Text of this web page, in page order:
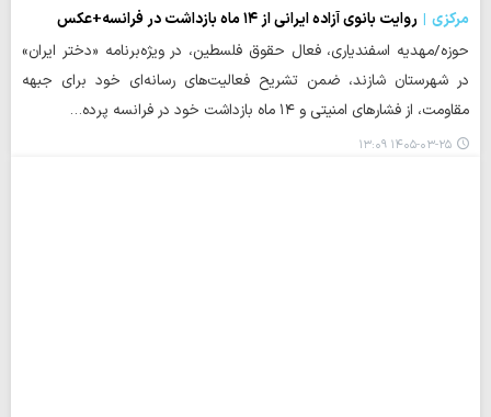
مرکزی
روایت بانوی آزاده ایرانی از ۱۴ ماه بازداشت در فرانسه+عکس
حوزه/مهدیه اسفندیاری، فعال حقوق فلسطین، در ویژه‌برنامه «دختر ایران»
در شهرستان شازند، ضمن تشریح فعالیت‌های رسانه‌ای خود برای جبهه
مقاومت، از فشارهای امنیتی و ۱۴ ماه بازداشت خود در فرانسه پرده…
۱۴۰۵-۰۳-۲۵ ۱۳:۰۹